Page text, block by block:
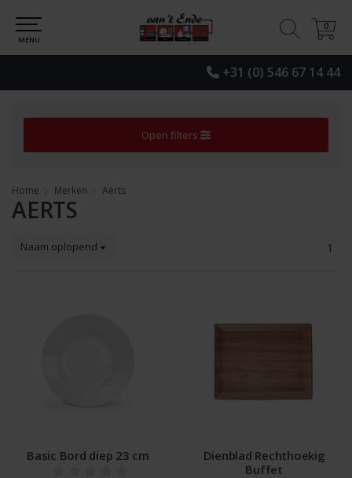
+31 (0) 546 67 14 44
0
0
MENU
Open filters
Home Merken Aerts
AERTS
Naam oplopend 1
Basic Bord diep 23 cm
Dienblad Rechthoekig
Buffet